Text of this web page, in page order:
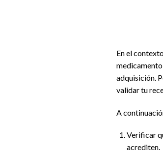
En el
adquisición.
validar tu
A
Verificar
acrediten.